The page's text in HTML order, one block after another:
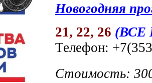
Новогодняя
21, 22, 26
Телефон:
Стоимость: